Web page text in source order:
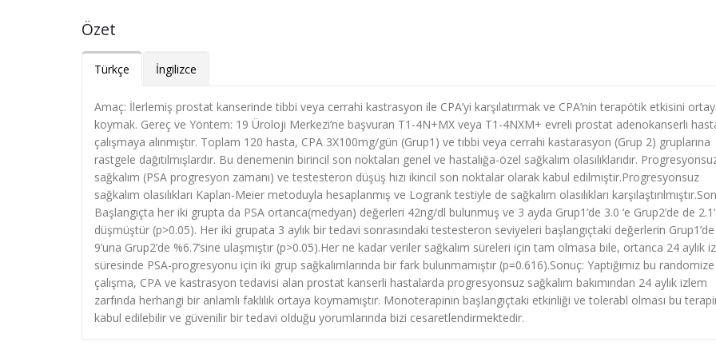
Özet
Türkçe İngilizce
Amaç: İlerlemiş prostat kanserinde tibbi veya cerrahi kastrasyon ile CPA’yi karşılatırmak ve CPA’nin terapötik etkisini
koymak. Gereç ve Yöntem: 19 Üroloji Merkezi’ne başvuran T1-4N+MX veya T1-4NXM+ evreli prostat adenokanserli
çalışmaya alınmıştır. Toplam 120 hasta, CPA 3X100mg/gün (Grup1) ve tıbbi veya cerrahi kastarasyon (Grup 2) gruplarına
rastgele dağıtılmışlardır. Bu denemenin birincil son noktaları genel ve hastalığa-özel sağkalım olasılıklarıdır.
sağkalım (PSA progresyon zamanı) ve testesteron düşüş hızı ikincil son noktalar olarak kabul edilmiştir.Progresyonsuz
sağkalım olasılıkları Kaplan-Meier metoduyla hesaplanmış ve Logrank testiyle de sağkalım olasılıkları
Başlangıçta her iki grupta da PSA ortanca(medyan) değerleri 42ng/dl bulunmuş ve 3 ayda Grup1’de 3.0 ‘e Grup2’de de
düşmüştür (p>0.05). Her iki grupata 3 aylık bir tedavi sonrasındaki testesteron seviyeleri başlangıçtaki değerlerin Grup1’de
9’una Grup2’de %6.7’sine ulaşmıştır (p>0.05).Her ne kadar veriler sağkalım süreleri için tam olmasa bile, ortanca 24 aylık
süresinde PSA-progresyonu için iki grup sağkalımlarında bir fark bulunmamıştır (p=0.616).Sonuç: Yaptığımız bu randomize
çalışma, CPA ve kastrasyon tedavisi alan prostat kanserli hastalarda progresyonsuz sağkalım bakımından 24 aylık izlem
zarfında herhangi bir anlamlı faklılık ortaya koymamıştır. Monoterapinin başlangıçtaki etkinliği ve tolerabl olması bu
kabul edilebilir ve güvenilir bir tedavi olduğu yorumlarında bizi cesaretlendirmektedir.